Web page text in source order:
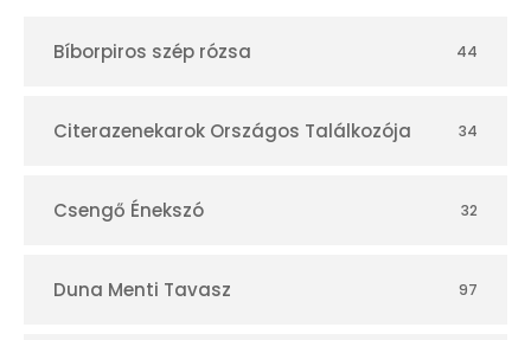
r
Bíborpiros szép rózsa 44
Citerazenekarok Országos Találkozója 34
Csengő Énekszó 32
Duna Menti Tavasz 97